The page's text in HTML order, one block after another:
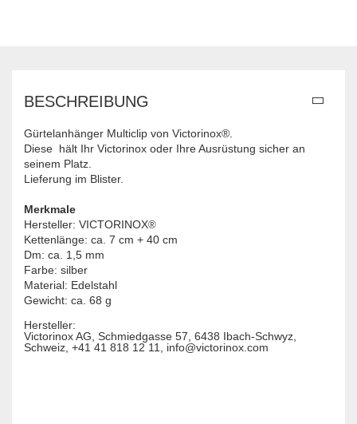
BESCHREIBUNG
Gürtelanhänger Multiclip von Victorinox®.
Diese hält Ihr Victorinox oder Ihre Ausrüstung sicher an
seinem Platz.
Lieferung im Blister.
Merkmale
Hersteller: VICTORINOX®
Kettenlänge: ca. 7 cm + 40 cm
Dm: ca. 1,5 mm
Farbe: silber
Material: Edelstahl
Gewicht: ca. 68 g
Hersteller:
Victorinox AG, Schmiedgasse 57, 6438 Ibach-Schwyz,
Schweiz, +41 41 818 12 11, info@victorinox.com